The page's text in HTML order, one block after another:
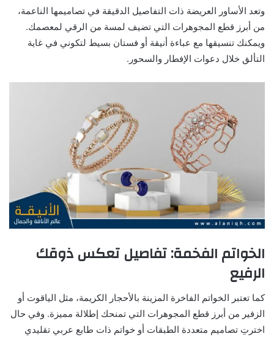
وتعد الأساور العريضة ذات التفاصيل الدقيقة في تصاميمها الناعمة،
من أبرز قطع المجوهرات التي تضيف لمسة من الرقي لمعصمك.
ويمكنك تنسيقها مع عباءة أنيقة أو فستان بسيط لتكوني في غاية
التألق خلال دعوات الإفطار والسحور.
الخواتم الفخمة: تفاصيل تعكس ذوقك
الرفيع
كما تعتبر الخواتم الفاخرة المزينة بالأحجار الكريمة، مثل الياقوت أو
الزفير من أبرز قطع المجوهرات التي تمنحك إطلالة مميزة. وفي حال
اخترتِ تصاميم متعددة الطبقات أو خواتم ذات طابع عربي تقليدي